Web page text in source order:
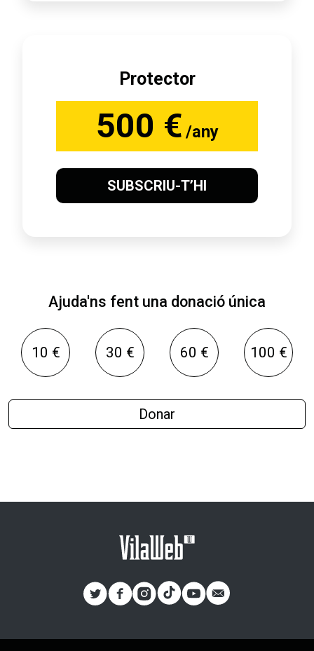
Protector
500 € /any
SUBSCRIU-T’HI
Ajuda'ns fent una donació única
10 € 30 € 60 € 100 €
Donar